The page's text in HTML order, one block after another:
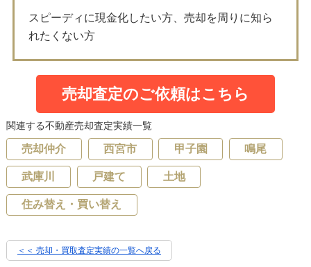
スピーディに現金化したい方、売却を周りに知ら
れたくない方
売却査定のご依頼はこちら
関連する不動産売却査定実績一覧
売却仲介 西宮市 甲子園 鳴尾
武庫川 戸建て 土地
住み替え・買い替え
＜＜ 売却・買取査定実績の一覧へ戻る